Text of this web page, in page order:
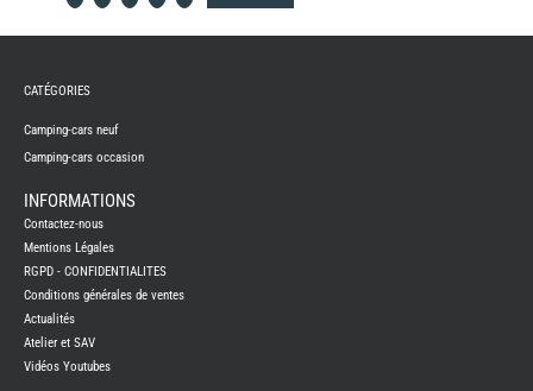
CAMPING-
NEUFS
CAMPING-
CAMPING-
BENIMAR
CAMPING-
CARADO
CAMPING-
CATÉGORIES
Camping-cars neuf
Camping-cars occasion
INFORMATIONS
Contactez-nous
Mentions Légales
RGPD - CONFIDENTIALITES
Conditions générales de ventes
Actualités
Atelier et SAV
Vidéos Youtubes